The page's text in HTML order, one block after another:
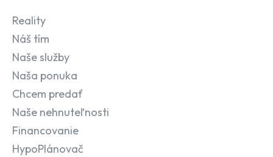
Reality
Náš tím
Naše služby
Naša ponuka
Chcem predať
Naše nehnuteľnosti
Financovanie
HypoPlánovač